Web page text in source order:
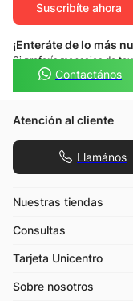
Suscribíte ahora
¡Enteráte de lo más
Si preferís mensajes de
Contactános
Atención al cliente
Llamános
Nuestras tiendas
Consultas
Tarjeta Unicentro
Sobre nosotros